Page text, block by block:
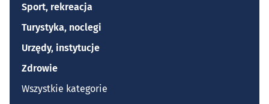
Sport, rekreacja
Turystyka, noclegi
Urzędy, instytucje
Zdrowie
Wszystkie kategorie